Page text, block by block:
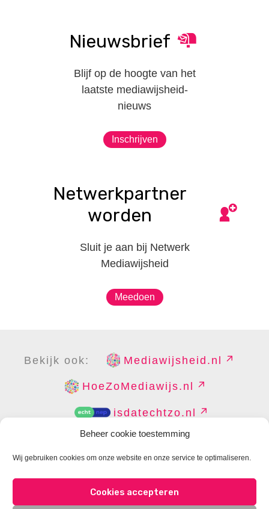
Beheer cookie toestemming
Wij gebruiken cookies om onze website en onze service te optimaliseren.
Cookies accepteren
Nieuwsbrief
Blijf op de hoogte van het
laatste mediawijsheid-
nieuws
Inschrijven
Netwerkpartner
worden
Sluit je aan bij Netwerk
Mediawijsheid
Meedoen
Bekijk ook: Mediawijsheid.nl
HoeZoMediawijs.nl
isdatechtzo.nl
DISCLAIMER PRIVACY
CONTACT
COOKIES BEHEREN